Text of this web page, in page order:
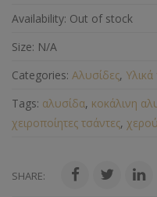
Availability: Out of stock
Size: N/A
Categories: Αλυσίδες,
Tags: αλυσίδα, κοκάλινη
χειροποίητες τσάντες,
SHARE: